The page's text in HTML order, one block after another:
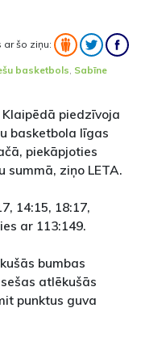
ar šo ziņu:
basketbols Sabīne
piedzīvoja
basketbola līgas
piekāpjoties
summā, ziņo LETA.
14:15, 18:17,
ar 113:149.
bumbas
atlēkušās
punktus guva